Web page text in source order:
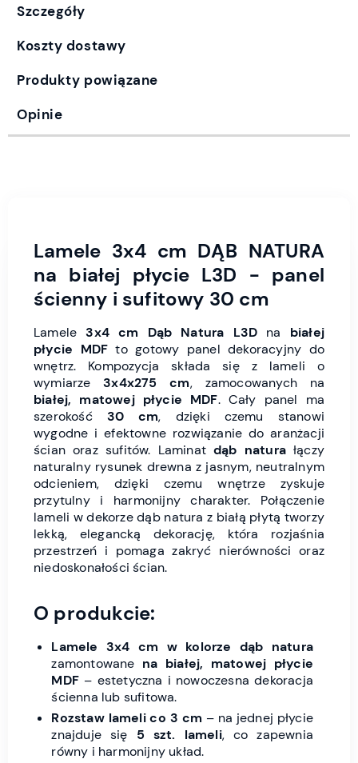
Szczegóły
Koszty dostawy
Produkty powiązane
Opinie
Lamele 3x4 cm DĄB NATURA
na białej płycie L3D - panel
ścienny i sufitowy 30 cm
Lamele3x4 cm Dąb Natura L3D na białej
płycie MDF to gotowy panel dekoracyjny do
wnętrz. Kompozycja składa się z lameli o
wymiarze3x4x275 cm, zamocowanych na
białej, matowej płycie MDF. Cały panel ma
szerokość 30 cm, dzięki czemu stanowi
wygodne i efektowne rozwiązanie do aranżacji
ścian oraz sufitów. Laminatdąb naturałączy
naturalny rysunek drewna z jasnym, neutralnym
odcieniem, dzięki czemu wnętrze zyskuje
przytulny i harmonijny charakter. Połączenie
lameli w dekorze dąb natura z białą płytą tworzy
lekką, elegancką dekorację, która rozjaśnia
przestrzeń i pomaga zakryć nierówności oraz
niedoskonałości ścian.
O produkcie:
Lamele 3x4 cm w kolorze dąb natura
zamontowane na białej, matowej płycie
MDF – estetyczna i nowoczesna dekoracja
ścienna lub sufitowa.
Rozstaw lameli co 3 cm – na jednej płycie
znajduje się 5 szt. lameli, co zapewnia
równy i harmonijny układ.